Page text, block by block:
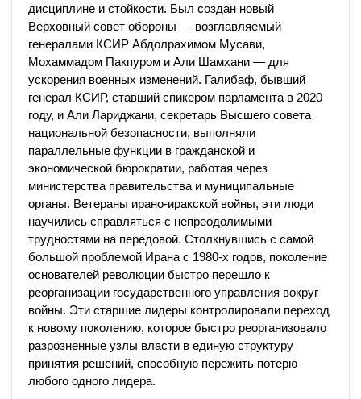
дисциплине и стойкости. Был создан новый
Верховный совет обороны — возглавляемый
генералами КСИР Абдолрахимом Мусави,
Мохаммадом Пакпуром и Али Шамхани — для
ускорения военных изменений. Галибаф, бывший
генерал КСИР, ставший спикером парламента в 2020
году, и Али Лариджани, секретарь Высшего совета
национальной безопасности, выполняли
параллельные функции в гражданской и
экономической бюрократии, работая через
министерства правительства и муниципальные
органы. Ветераны ирано-иракской войны, эти люди
научились справляться с непреодолимыми
трудностями на передовой. Столкнувшись с самой
большой проблемой Ирана с 1980-х годов, поколение
основателей революции быстро перешло к
реорганизации государственного управления вокруг
войны. Эти старшие лидеры контролировали переход
к новому поколению, которое быстро реорганизовало
разрозненные узлы власти в единую структуру
принятия решений, способную пережить потерю
любого одного лидера.